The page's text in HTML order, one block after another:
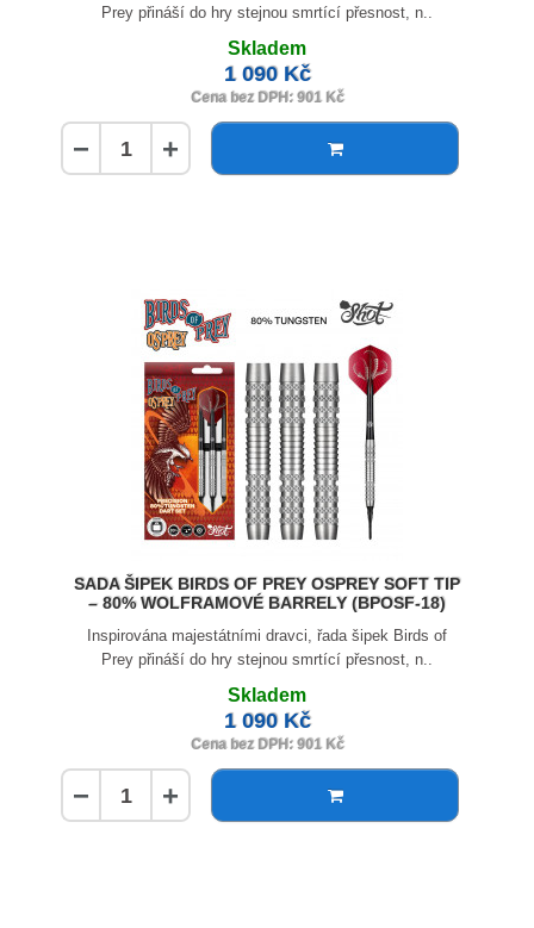
Prey přináší do hry stejnou smrtící přesnost, n..
Skladem
1 090 Kč
Cena bez DPH: 901 Kč
− +
SADA ŠIPEK BIRDS OF PREY OSPREY SOFT TIP
– 80% WOLFRAMOVÉ BARRELY (BPOSF-18)
Inspirována majestátními dravci, řada šipek Birds of
Prey přináší do hry stejnou smrtící přesnost, n..
Skladem
1 090 Kč
Cena bez DPH: 901 Kč
− +